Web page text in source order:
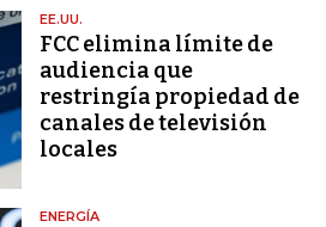
EE.UU.
FCC elimina límite de
audiencia que
restringía propiedad de
canales de televisión
locales
ENERGÍA